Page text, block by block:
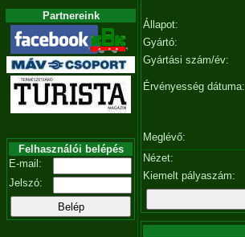
Partnereink
Felhasználói belépés
E-mail:
Jelszó:
Állapot:
Gyártó:
Gyártási szám/év:
Érvényesség dátuma:
Meglévő:
Nézet:
Kiemelt pályaszám: